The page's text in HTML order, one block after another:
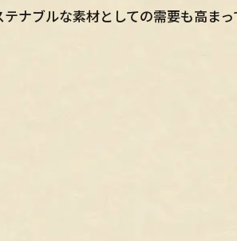
ナブルな素材としての需要も高ま